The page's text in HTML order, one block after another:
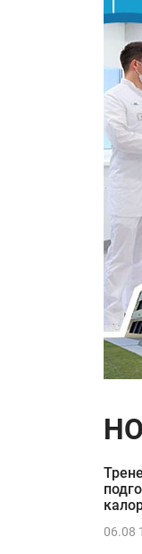
06.08